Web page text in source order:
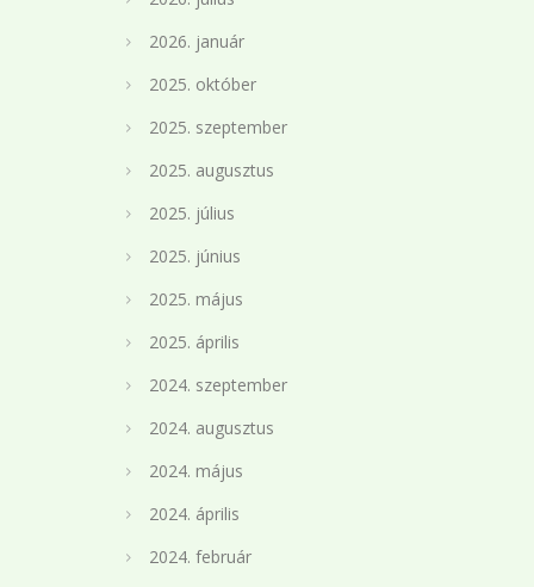
2026. január
2025. október
2025. szeptember
2025. augusztus
2025. július
2025. június
2025. május
2025. április
2024. szeptember
2024. augusztus
2024. május
2024. április
2024. február